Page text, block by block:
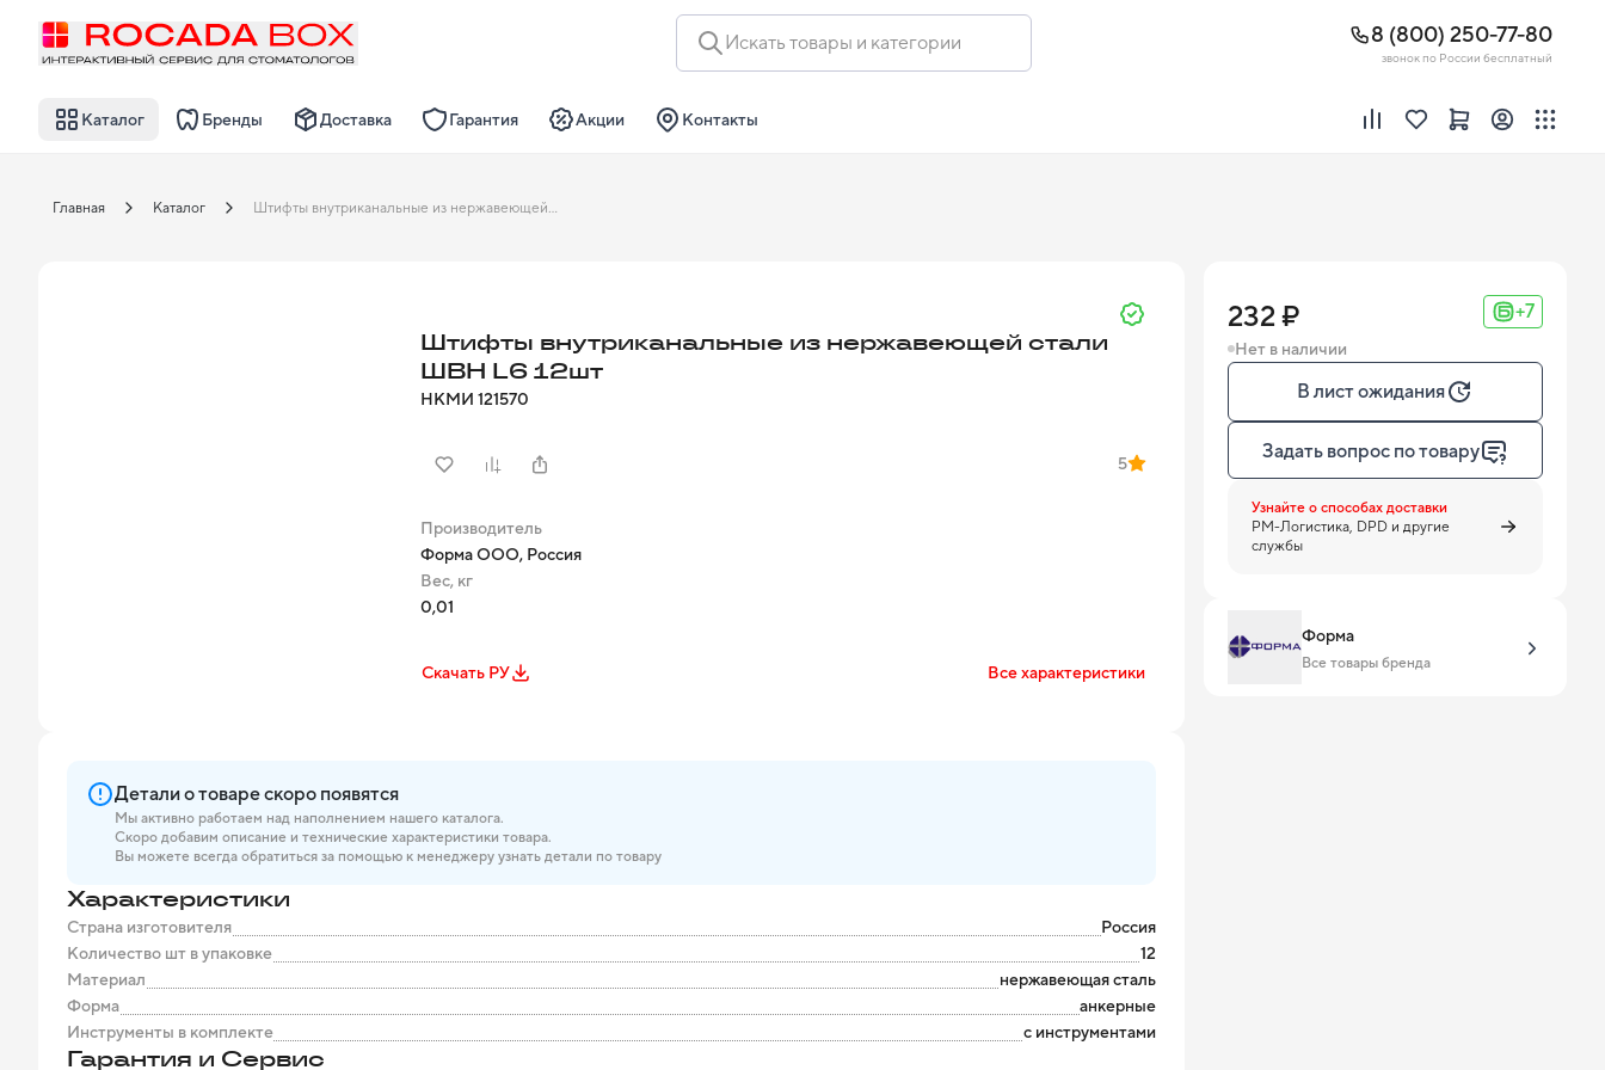
Искать товары и категории 8 (800) 250-77-80
звонок по России бесплатный
Каталог Бренды Доставка Гарантия Акции Контакты
Главная Каталог Штифты внутриканальные из нержавеющей стали ШВН L6 12шт
Штифты внутриканальные из нержавеющей стали
ШВН L6 12шт
НКМИ 121570
5
Производитель
Форма ООО, Россия
Вес, кг
0,01
Скачать РУ Все характеристики
Детали о товаре скоро появятся
Мы активно работаем над наполнением нашего каталога.
Скоро добавим описание и технические характеристики товара.
Вы можете всегда обратиться за помощью к менеджеру узнать детали по товару
Характеристики
Страна изготовителя
Россия
Количество шт в упаковке
12
Материал
нержавеющая сталь
Форма
анкерные
Инструменты в комплекте
с инструментами
Гарантия и Сервис
232 ₽ +7
Нет в наличии
В лист ожидания
Задать вопрос по товару
Узнайте о способах доставки
PM-Логистика, DPD и другие
службы
Форма
Все товары бренда